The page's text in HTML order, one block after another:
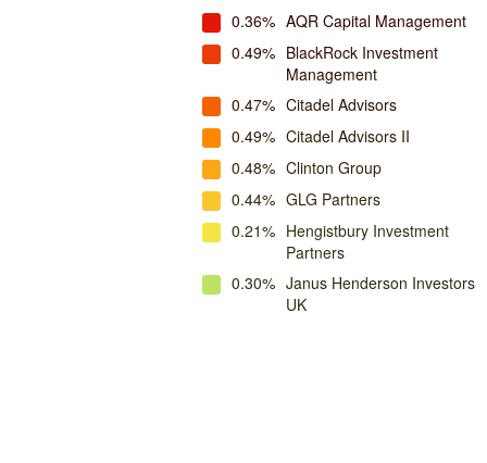
0.36% AQR Capital Management
0.49% BlackRock Investment
Management
0.47% Citadel Advisors
0.49% Citadel Advisors II
0.48% Clinton Group
0.44% GLG Partners
0.21% Hengistbury Investment
Partners
0.30% Janus Henderson Investors
UK